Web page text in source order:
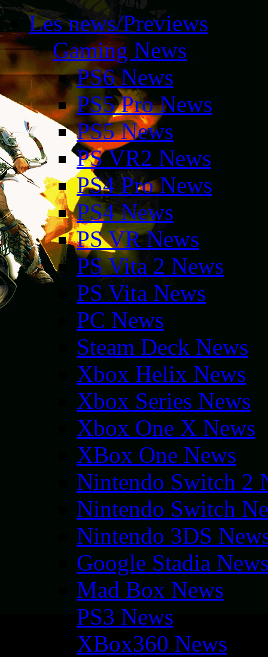
Les news/Previews
Gaming News
PS6 News
PS5 Pro News
PS5 News
PS VR2 News
PS4 Pro News
PS4 News
PS VR News
PS Vita 2 News
PS Vita News
PC News
Steam Deck News
Xbox Helix News
Xbox Series News
Xbox One X News
XBox One News
Nintendo Switch 2
Nintendo Switch
Nintendo 3DS
Google Stadia
Mad Box News
PS3 News
XBox360 News